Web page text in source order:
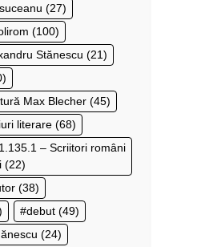
(27)
(100)
Stănescu (21)
Max Blecher (45)
literare (68)
– Scriitori români
(22)
(38)
debut (49)
(24)